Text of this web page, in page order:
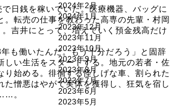
日銭を稼いでいた。医療機器、バッグに
転売の仕事を教わった高専の先輩・村岡
吉井にとって、増えていく預金残高だけ
も働いたんだ。もう十分だろう」と固辞
い生活をスタートする。地元の若者・佐
始める。徘徊する怪しげな車、割られた
憎悪はやがて実体を獲得し、狂気を宿し
。
2024年2月
2024年1月
2023年12月
2023年11月
2023年10月
2023年9月
2023年8月
2023年7月
2023年6月
2023年5月